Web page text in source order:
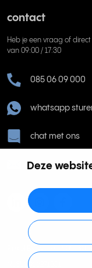
Deze
contact
Heb je een vraag of
van 09:00 / 17:30
085 06 09 000
whatsapp
chat met ons
help@rinkel.nl
NL855066271B01